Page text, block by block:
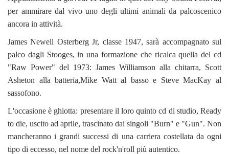
per ammirare dal vivo uno degli ultimi animali da palcoscenico
ancora in attività.
James Newell Osterberg Jr, classe 1947, sarà accompagnato sul
palco dagli Stooges, in una formazione che ricalca quella del cd
"Raw Power" del 1973: James Williamson alla chitarra, Scott
Asheton alla batteria,Mike Watt al basso e Steve MacKay al
sassofono.
L'occasione è ghiotta: presentare il loro quinto cd di studio, Ready
to die, uscito ad aprile, trascinato dai singoli "Burn" e "Gun". Non
mancheranno i grandi successi di una carriera costellata da ogni
tipo di eccesso, nel nome del rock'n'roll più autentico.